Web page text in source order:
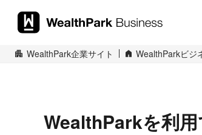
WealthPark企業サイト WealthParkビジ
WealthParkを利